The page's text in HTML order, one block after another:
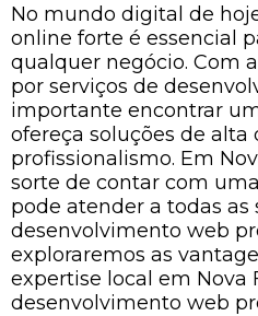
No mundo digital de
online forte é essencial
qualquer negócio. Com
por serviços de
importante encontrar
ofereça soluções de alta
profissionalismo. Em
sorte de contar com
pode atender a todas as
desenvolvimento web
exploraremos as
expertise local em Nova
desenvolvimento web